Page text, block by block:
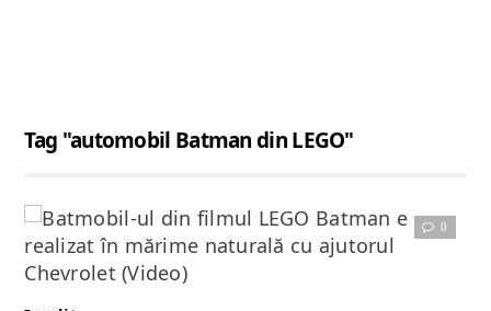
Tag "automobil Batman din LEGO"
0
Citește articolul complet